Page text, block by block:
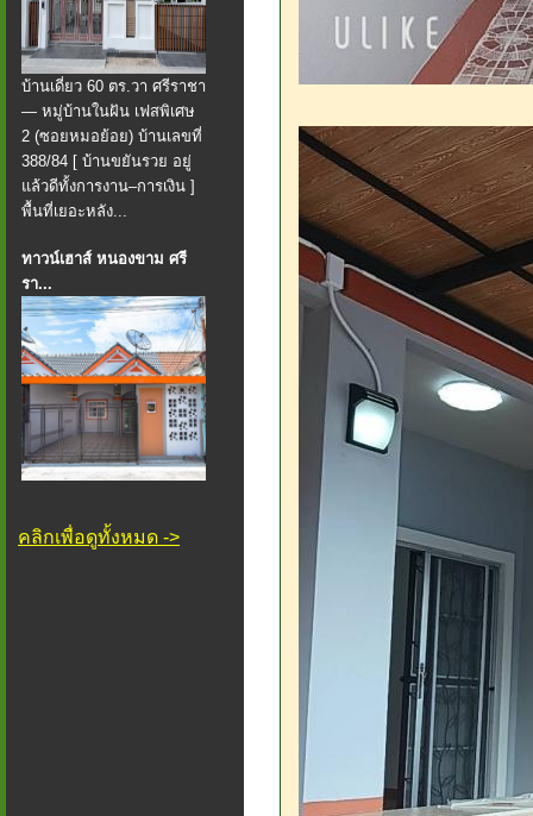
บ้านเดี่ยว 60 ตร.วา ศรีราชา
— หมู่บ้านในฝัน เฟสพิเศษ
2 (ซอยหมอย้อย) บ้านเลขที่
388/84 [ บ้านขยันรวย อยู่
แล้วดีทั้งการงาน–การเงิน ]
พื้นที่เยอะหลัง...
ทาวน์เฮาส์ หนองขาม ศรี
รา...
คลิกเพื่อดูทั้งหมด ->